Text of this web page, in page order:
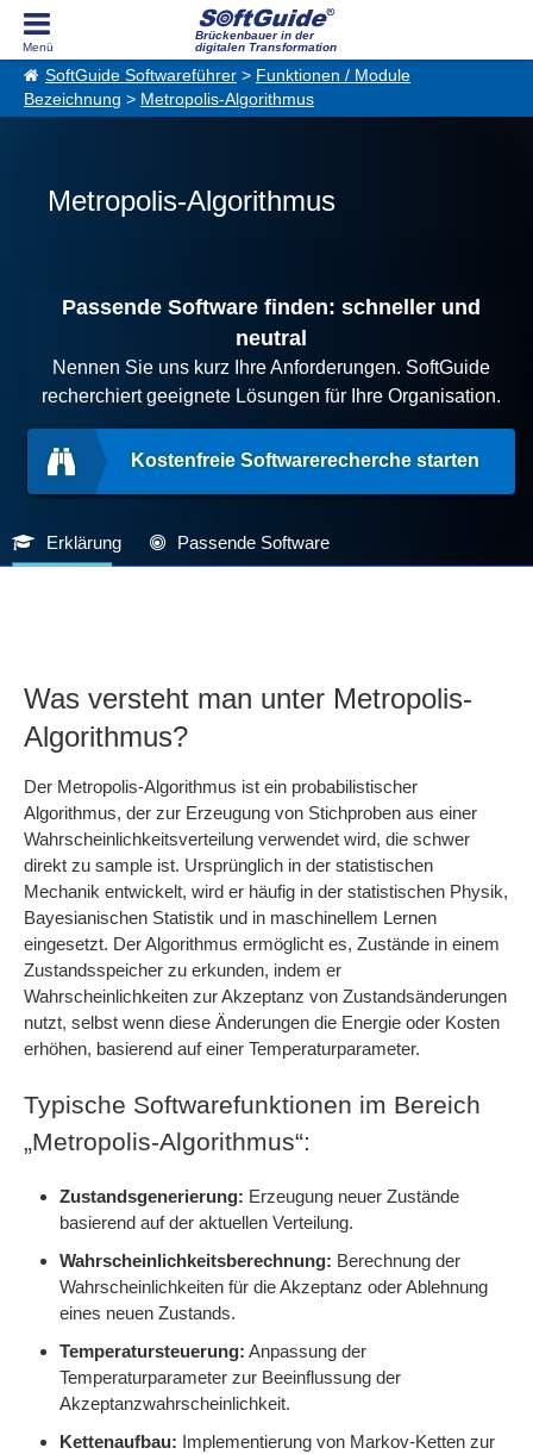
Brückenbauer in der
digitalen Transformation
SoftGuide Softwareführer > Funktionen / Module
Bezeichnung > Metropolis-Algorithmus
Metropolis-Algorithmus
Passende Software finden: schneller und
neutral
Nennen Sie uns kurz Ihre Anforderungen. SoftGuide
recherchiert geeignete Lösungen für Ihre Organisation.
Kostenfreie Softwarerecherche starten
Erklärung Passende Software
Was versteht man unter Metropolis-
Algorithmus?
Der Metropolis-Algorithmus ist ein probabilistischer
Algorithmus, der zur Erzeugung von Stichproben aus einer
Wahrscheinlichkeitsverteilung verwendet wird, die schwer
direkt zu sample ist. Ursprünglich in der statistischen
Mechanik entwickelt, wird er häufig in der statistischen Physik,
Bayesianischen Statistik und in maschinellem Lernen
eingesetzt. Der Algorithmus ermöglicht es, Zustände in einem
Zustandsspeicher zu erkunden, indem er
Wahrscheinlichkeiten zur Akzeptanz von Zustandsänderungen
nutzt, selbst wenn diese Änderungen die Energie oder Kosten
erhöhen, basierend auf einer Temperaturparameter.
Typische Softwarefunktionen im Bereich
„Metropolis-Algorithmus“:
Zustandsgenerierung: Erzeugung neuer Zustände
basierend auf der aktuellen Verteilung.
Wahrscheinlichkeitsberechnung: Berechnung der
Wahrscheinlichkeiten für die Akzeptanz oder Ablehnung
eines neuen Zustands.
Temperatursteuerung: Anpassung der
Temperaturparameter zur Beeinflussung der
Akzeptanzwahrscheinlichkeit.
Kettenaufbau: Implementierung von Markov-Ketten zur